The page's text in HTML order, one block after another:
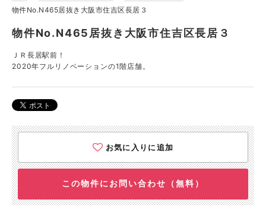
物件No.N465居抜き大阪市住吉区長居３
物件No.N465居抜き大阪市住吉区長居３
ＪＲ長居駅前！
2020年フルリノベーションの1階店舗。
お気に入りに追加
この物件にお問い合わせ（無料）